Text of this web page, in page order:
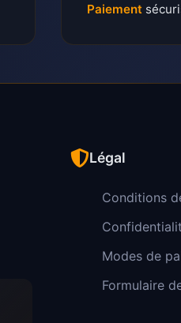
Paiement
Légal
Conditions
Modes de
Formulaire